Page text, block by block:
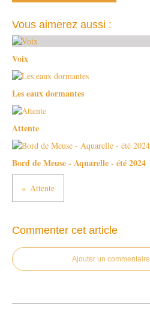
Vous aimerez aussi :
Voix
Les eaux dormantes
Attente
Bord de Meuse - Aquarelle - été 2024
Attente
Commenter cet article
Ajouter un commentaire